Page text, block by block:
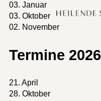
03. Januar
03. Oktober
02. November
Termine 2026
21. April
28. Oktober